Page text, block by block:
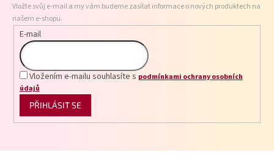
Vložte svůj e-mail a my vám budeme zasílat informace o nových produktech na
našem e-shopu.
E-mail
Vložením e-mailu souhlasíte s podmínkami ochrany osobních
údajů
PŘIHLÁSIT SE